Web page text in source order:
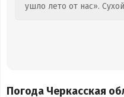
ушло лето от нас».
Погода Черкасская